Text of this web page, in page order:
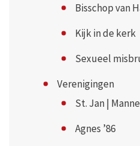
Bisschop van
Kijk in de kerk
Sexueel
Verenigingen
St. Jan |
Agnes ’86